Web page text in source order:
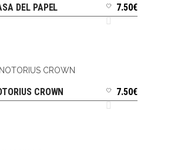
AJOUTER AU PANIER
DEL PAPEL 7.50€
AJOUTER AU PANIER
CROWN 7.50€